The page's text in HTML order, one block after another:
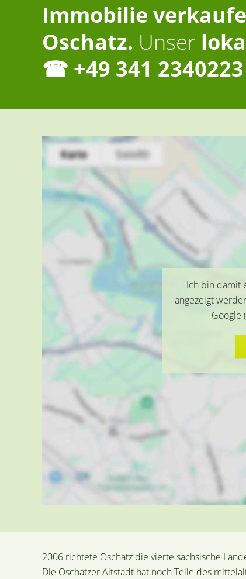
Immobilie
Oschatz. Unser
☎ +49 341 2340223
Ich bin damit
angezeigt
Google (
2006 richtete Oschatz die vierte sächsische
Die Oschatzer Altstadt hat noch Teile des